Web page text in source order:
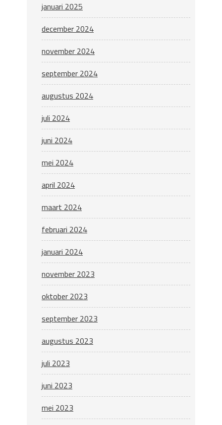
januari 2025
december 2024
november 2024
september 2024
augustus 2024
juli 2024
juni 2024
mei 2024
april 2024
maart 2024
februari 2024
januari 2024
november 2023
oktober 2023
september 2023
augustus 2023
juli 2023
juni 2023
mei 2023